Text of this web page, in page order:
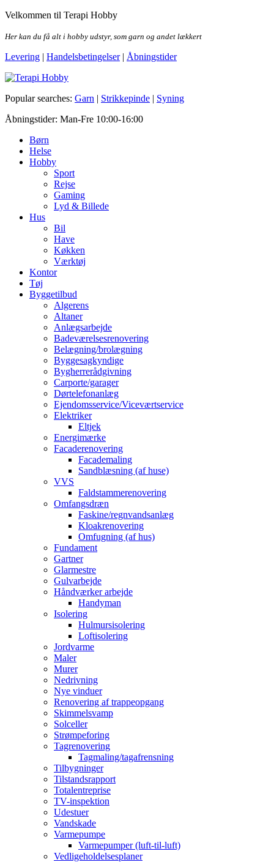
Skip
the
Velkommen til Terapi Hobby
Her kan du få alt i hobby udstyr, som garn og andet lækkert
Levering | Handelsbetingelser| Åbningstider
Terapi Hobby
Popular searches: Garn | Strikkepinde | Syning
Åbningstider: Man-Fre 10:00-16:00
Børn
Helse
Hobby
Sport
Rejse
Gaming
Lyd & Billede
Hus
Bil
Have
Køkken
Værktøj
Kontor
Tøj
Byggetilbud
Algerens
Altaner
Anlægsarbejde
Badeværelsesrenovering
Belægning/brolægning
Byggesagkyndige
Bygherrerådgivning
Carporte/garager
Dørtelefonanlæg
Ejendomsservice/Viceværtservice
Elektriker
Eltjek
Energimærke
Facaderenovering
Facademaling
Sandblæsning (af huse)
VVS
Faldstammerenovering
Omfangsdræn
Faskine/regnvandsanlæg
Kloakrenovering
Omfugning (af hus)
Fundament
Gartner
Glarmestre
Gulvarbejde
Håndværker arbejde
Handyman
Isolering
Hulmursisolering
Loftisolering
Jordvarme
Maler
Murer
Nedrivning
Nye vinduer
Renovering af trappeopgang
Skimmelsvamp
Solceller
Strømpeforing
Tagrenovering
Tagmaling/tagafrensning
Tilbygninger
Tilstandsrapport
Totalentreprise
TV-inspektion
Udestuer
Vandskade
Varmepumpe
Varmepumper (luft-til-luft)
Vedligeholdelsesplaner